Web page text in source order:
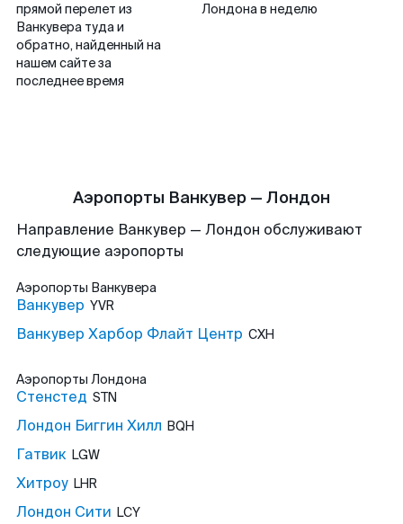
прямой перелет из
Ванкувера туда и
обратно, найденный на
нашем сайте за
последнее время
Лондона в неделю
Аэропорты Ванкувер — Лондон
Направление Ванкувер — Лондон обслуживают
следующие аэропорты
Аэропорты Ванкувера
Ванкувер YVR
Ванкувер Харбор Флайт Центр CXH
Аэропорты Лондона
Стенстед STN
Лондон Биггин Хилл BQH
Гатвик LGW
Хитроу LHR
Лондон Сити LCY